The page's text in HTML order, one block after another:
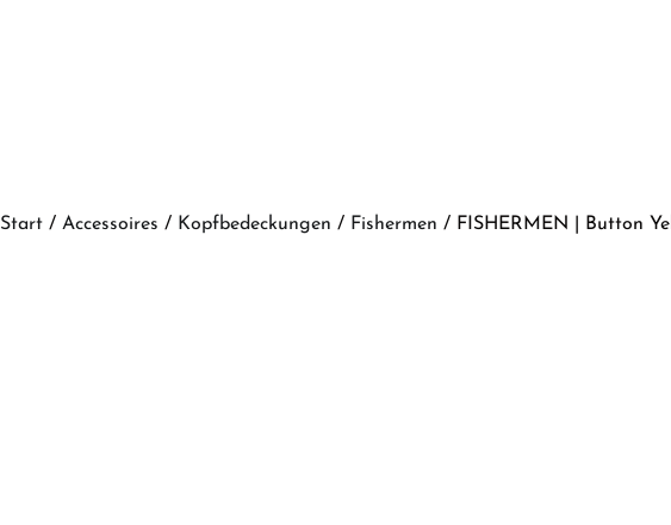
Start / Accessoires / Kopfbedeckungen / Fishermen / FISHERMEN | Button